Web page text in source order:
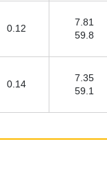
0.12
7.81
59.8
0.14
7.35
59.1